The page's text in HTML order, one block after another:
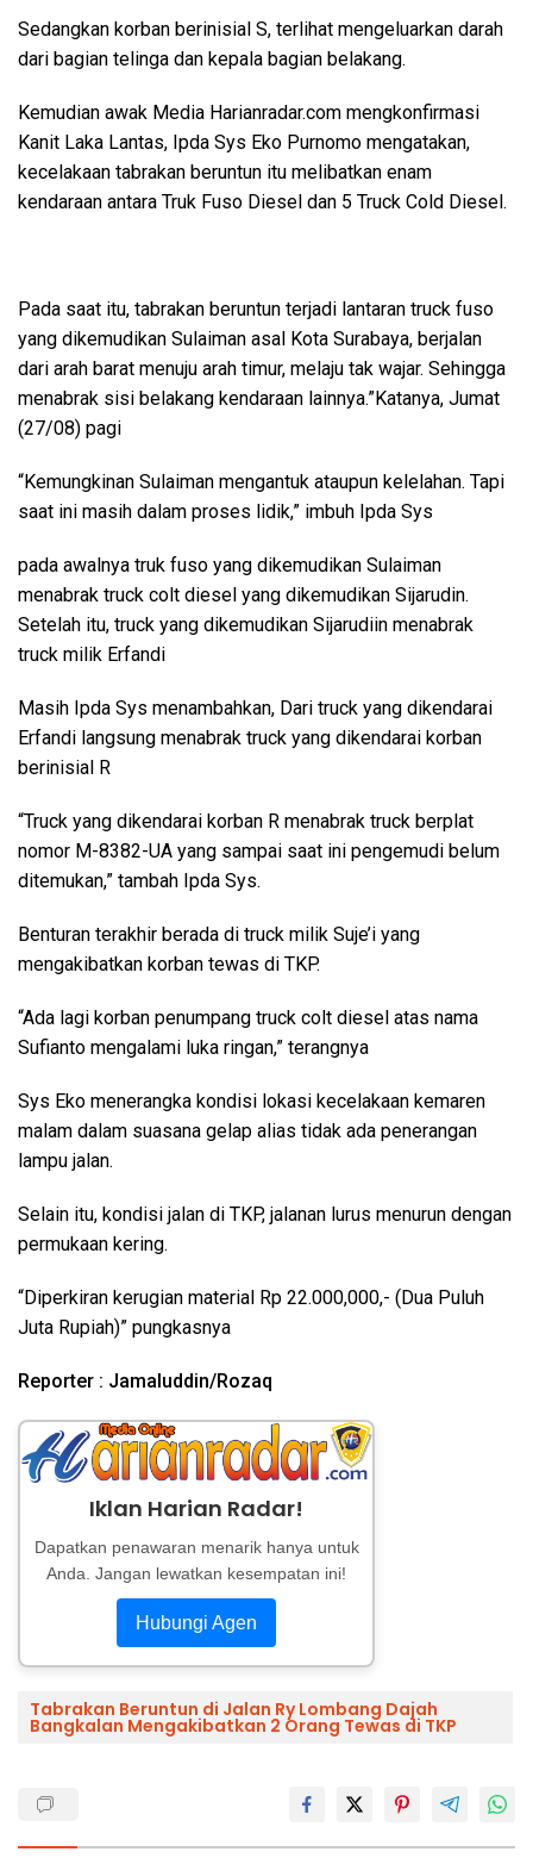
Sedangkan korban berinisial S, terlihat mengeluarkan darah
dari bagian telinga dan kepala bagian belakang.
Kemudian awak Media Harianradar.com mengkonfirmasi
Kanit Laka Lantas, Ipda Sys Eko Purnomo mengatakan,
kecelakaan tabrakan beruntun itu melibatkan enam
kendaraan antara Truk Fuso Diesel dan 5 Truck Cold Diesel.
Pada saat itu, tabrakan beruntun terjadi lantaran truck fuso
yang dikemudikan Sulaiman asal Kota Surabaya, berjalan
dari arah barat menuju arah timur, melaju tak wajar. Sehingga
menabrak sisi belakang kendaraan lainnya.”Katanya, Jumat
(27/08) pagi
“Kemungkinan Sulaiman mengantuk ataupun kelelahan. Tapi
saat ini masih dalam proses lidik,” imbuh Ipda Sys
pada awalnya truk fuso yang dikemudikan Sulaiman
menabrak truck colt diesel yang dikemudikan Sijarudin.
Setelah itu, truck yang dikemudikan Sijarudiin menabrak
truck milik Erfandi
Masih Ipda Sys menambahkan, Dari truck yang dikendarai
Erfandi langsung menabrak truck yang dikendarai korban
berinisial R
“Truck yang dikendarai korban R menabrak truck berplat
nomor M-8382-UA yang sampai saat ini pengemudi belum
ditemukan,” tambah Ipda Sys.
Benturan terakhir berada di truck milik Suje’i yang
mengakibatkan korban tewas di TKP.
“Ada lagi korban penumpang truck colt diesel atas nama
Sufianto mengalami luka ringan,” terangnya
Sys Eko menerangka kondisi lokasi kecelakaan kemaren
malam dalam suasana gelap alias tidak ada penerangan
lampu jalan.
Selain itu, kondisi jalan di TKP, jalanan lurus menurun dengan
permukaan kering.
“Diperkiran kerugian material Rp 22.000,000,- (Dua Puluh
Juta Rupiah)” pungkasnya
Reporter : Jamaluddin/Rozaq
Iklan Harian Radar!
Dapatkan penawaran menarik hanya untuk
Anda. Jangan lewatkan kesempatan ini!
Hubungi Agen
Tabrakan Beruntun di Jalan Ry Lombang Dajah
Bangkalan Mengakibatkan 2 Orang Tewas di TKP